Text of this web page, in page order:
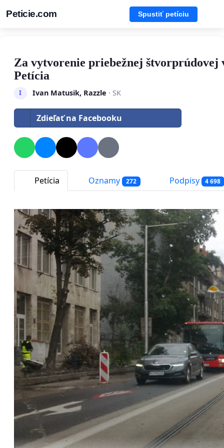
Peticie.com Spustiť petíciu
Za vytvorenie priebežnej štvorprúdovej
Petícia
I Ivan Matusik, Razzle · SK
Zdieľať na Facebooku
Petícia Oznamy 272 Podpisy 4 698